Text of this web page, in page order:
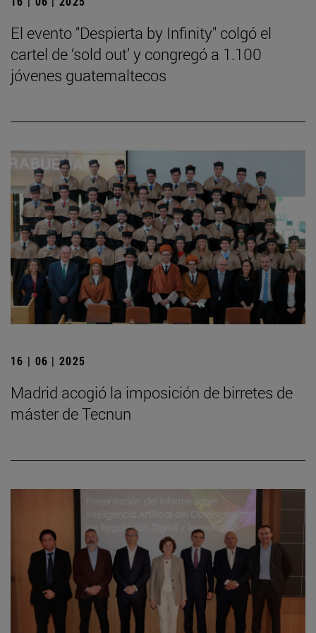
El evento "Despierta by Infinity" colgó el
cartel de ‘sold out’ y congregó a 1.100
jóvenes guatemaltecos
16 | 06 | 2025
Madrid acogió la imposición de birretes de
máster de Tecnun